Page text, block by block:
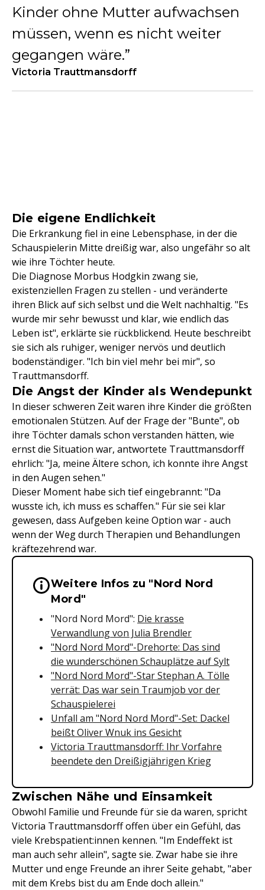
Kinder ohne Mutter aufwachsen
müssen, wenn es nicht weiter
gegangen wäre.
Victoria Trauttmansdorff
Die eigene Endlichkeit
Die Erkrankung fiel in eine Lebensphase, in der die
Schauspielerin Mitte dreißig war, also ungefähr so alt
wie ihre Töchter heute.
Die Diagnose Morbus Hodgkin zwang sie,
existenziellen Fragen zu stellen - und veränderte
ihren Blick auf sich selbst und die Welt nachhaltig. "Es
wurde mir sehr bewusst und klar, wie endlich das
Leben ist", erklärte sie rückblickend. Heute beschreibt
sie sich als ruhiger, weniger nervös und deutlich
bodenständiger. "Ich bin viel mehr bei mir", so
Trauttmansdorff.
Die Angst der Kinder als Wendepunkt
In dieser schweren Zeit waren ihre Kinder die größten
emotionalen Stützen. Auf der Frage der "Bunte", ob
ihre Töchter damals schon verstanden hätten, wie
ernst die Situation war, antwortete Trauttmansdorff
ehrlich: "Ja, meine Ältere schon, ich konnte ihre Angst
in den Augen sehen."
Dieser Moment habe sich tief eingebrannt: "Da
wusste ich, ich muss es schaffen." Für sie sei klar
gewesen, dass Aufgeben keine Option war - auch
wenn der Weg durch Therapien und Behandlungen
kräftezehrend war.
Wichtige Hinweise &
Weitere Infos zu "Nord Nord
Mord"
"Nord Nord Mord": Die krasse
Verwandlung von Julia Brendler
"Nord Nord Mord"-Drehorte: Das sind
die wunderschönen Schauplätze auf Sylt
"Nord Nord Mord"-Star Stephan A. Tölle
verrät: Das war sein Traumjob vor der
Schauspielerei
Unfall am "Nord Nord Mord"-Set: Dackel
beißt Oliver Wnuk ins Gesicht
Victoria Trauttmansdorff: Ihr Vorfahre
beendete den Dreißigjährigen Krieg
Zwischen Nähe und Einsamkeit
Obwohl Familie und Freunde für sie da waren, spricht
Victoria Trauttmansdorff offen über ein Gefühl, das
viele Krebspatient:innen kennen. "Im Endeffekt ist
man auch sehr allein", sagte sie. Zwar habe sie ihre
Mutter und enge Freunde an ihrer Seite gehabt, "aber
mit dem Krebs bist du am Ende doch allein."